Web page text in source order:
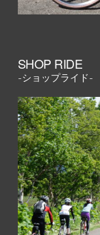
SHOP RIDE
-ショップライド-